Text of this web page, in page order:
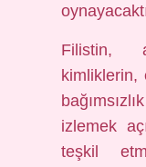
Filistin,
kimliklerin,
izlemek
teşkil